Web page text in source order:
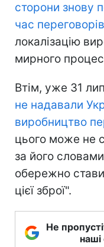
сторони знову
час переговорів
локалізацію
мирного
Втім, уже 31
не надавали
виробництво
цього може не
за його
обережно
цієї зброї".
Не